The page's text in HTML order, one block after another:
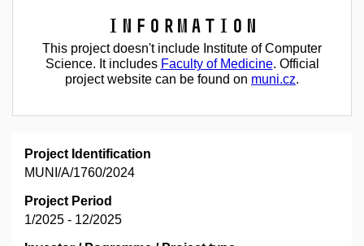
Information
This project doesn't include Institute of Computer
Science. It includes Faculty of Medicine. Official
project website can be found on muni.cz.
Project Identification
MUNI/A/1760/2024
Project Period
1/2025 - 12/2025